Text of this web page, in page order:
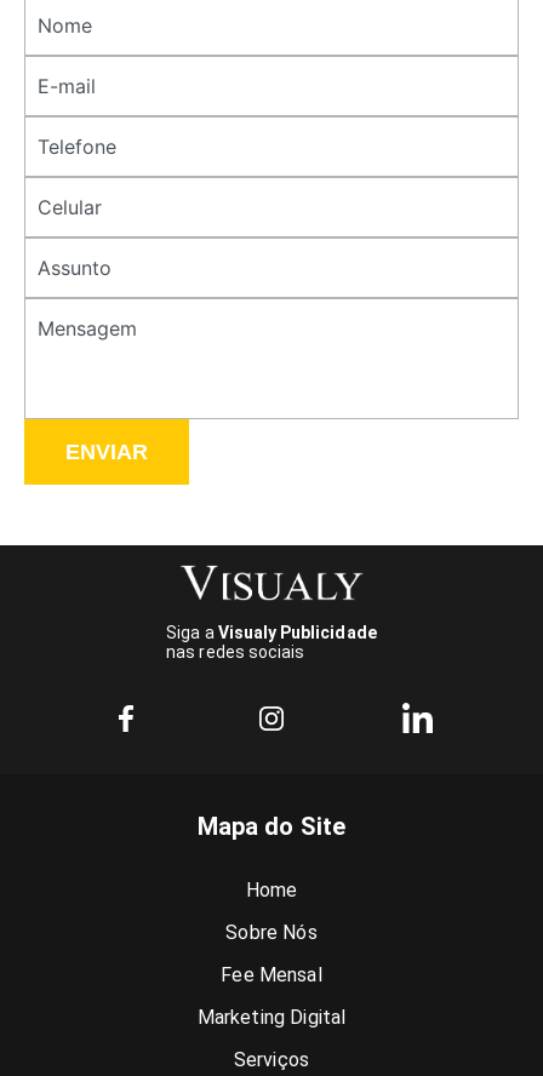
ENVIAR
Siga aVisualy Publicidade
nas redes sociais
Mapa do Site
Home
Sobre Nós
Fee Mensal
Marketing Digital
Serviços